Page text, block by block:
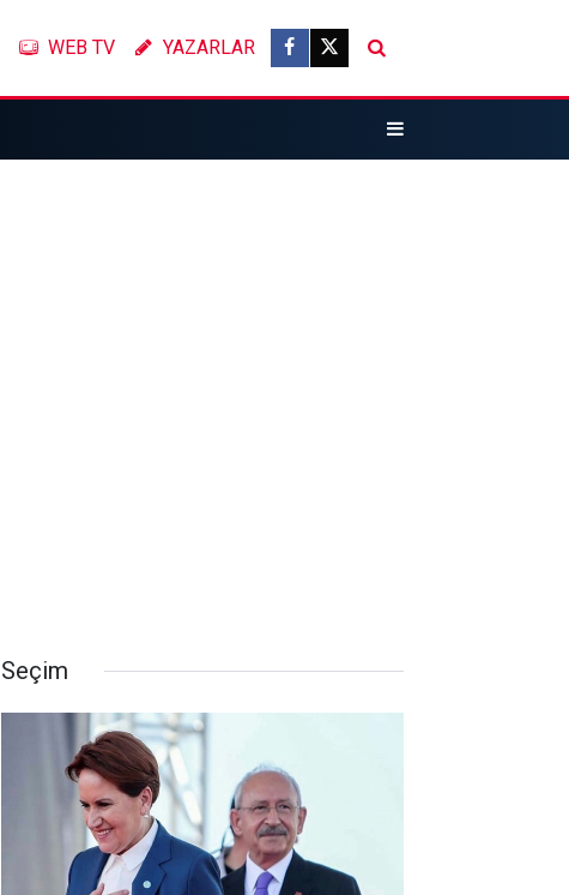
WEB TV YAZARLAR
Seçim